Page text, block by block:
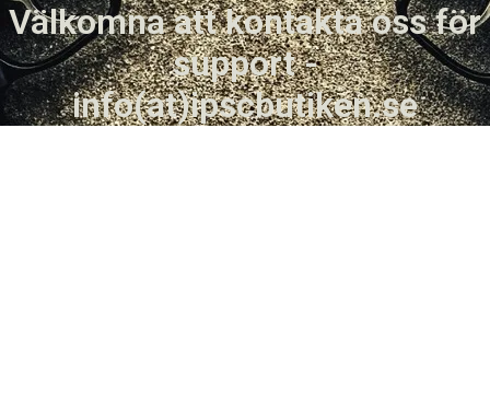
Välkomna att kontakta oss för
support -
info(at)ipscbutiken.se